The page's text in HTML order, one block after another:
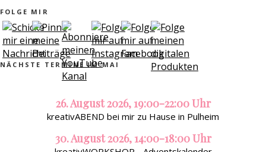
FOLGE MIR
NÄCHSTE TERMINE IM MAI
26. August 2026, 19:00-22:00 Uhr
kreativABEND bei mir zu Hause in Pulheim
30. August 2026, 14:00-18:00 Uhr